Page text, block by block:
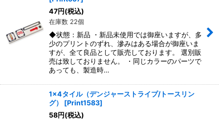
47円(税込)
在庫数 22個
◆状態：新品 ・新品未使用では御座いますが、多
少のプリントのずれ、滲みはある場合が御座いま
すが、全て良品として販売しております。 選別販
売は致しておりません。 ・同じカラーのパーツで
あっても、製造時…
1x4タイル（デンジャーストライプ/トースリン
グ）
[Print1583]
58円(税込)